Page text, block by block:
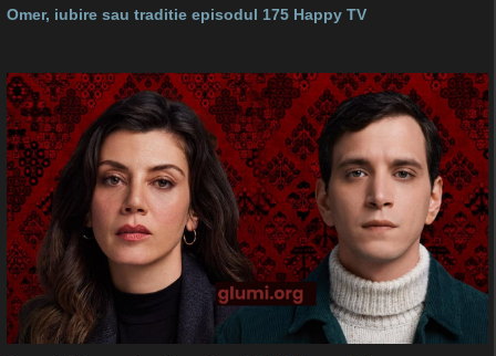
Omer, iubire sau traditie episodul 175 Happy TV